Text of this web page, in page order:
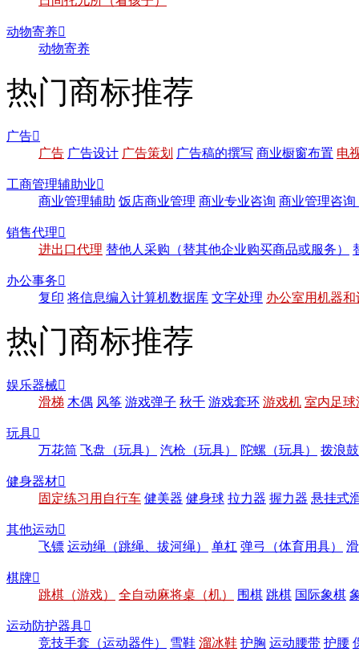
动物寄养
动物寄养
热门商标推荐
广告
广告 广告设计 广告策划 广告稿的撰写 商业橱窗布置 电
工商管理辅助业
商业管理辅助 饭店商业管理 商业专业咨询 商业管理咨询
销售代理
进出口代理 替他人采购（替其他企业购买商品或服务）
办公事务
复印 将信息编入计算机数据库 文字处理 办公室用机器
热门商标推荐
娱乐器械
滑梯 木偶 风筝 游戏弹子 秋千 游戏套环 游戏机 室内足球
玩具
万花筒 飞盘（玩具） 汽枪（玩具） 陀螺（玩具） 拨浪
健身器材
固定练习用自行车 健美器 健身球 拉力器 握力器 悬挂式
其他运动
飞镖 运动绳（跳绳、拔河绳） 单杠 弹弓（体育用具）
棋牌
跳棋（游戏）
全自动麻将桌（机） 围棋 跳棋 国际象棋
运动防护器具
竞技手套（运动器件）
雪鞋 溜冰鞋 护胸 运动腰带 护腰